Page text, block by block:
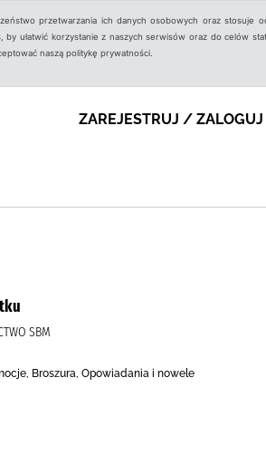
przetwarzania ich danych osobowych oraz stosuje
ułatwić korzystanie z naszych serwisów oraz do celów
naszą politykę prywatności.
ZAREJESTRUJ / ZALOGUJ
SBM
Broszura, Opowiadania i nowele